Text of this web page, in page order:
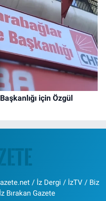
için Özgül
/ İz Dergi / İzTV / Biz
Bırakan Gazete